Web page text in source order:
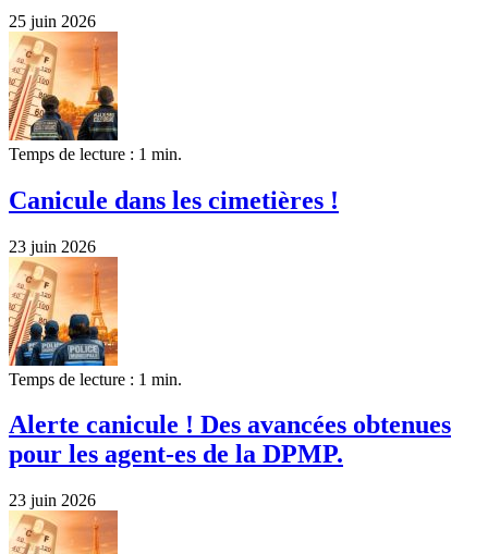
25 juin 2026
Temps de lecture : 1 min.
Canicule dans les cimetières !
23 juin 2026
Temps de lecture : 1 min.
Alerte canicule ! Des avancées obtenues
pour les agent-es de la DPMP.
23 juin 2026